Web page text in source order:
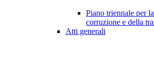
Piano triennale per
corruzione e della
Atti generali